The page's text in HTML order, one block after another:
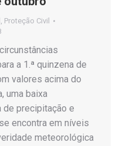
, Proteção Civil
a 1.ª quinzena de
valores acima do
uma baixa
de precipitação e
encontra em níveis
meteorológica